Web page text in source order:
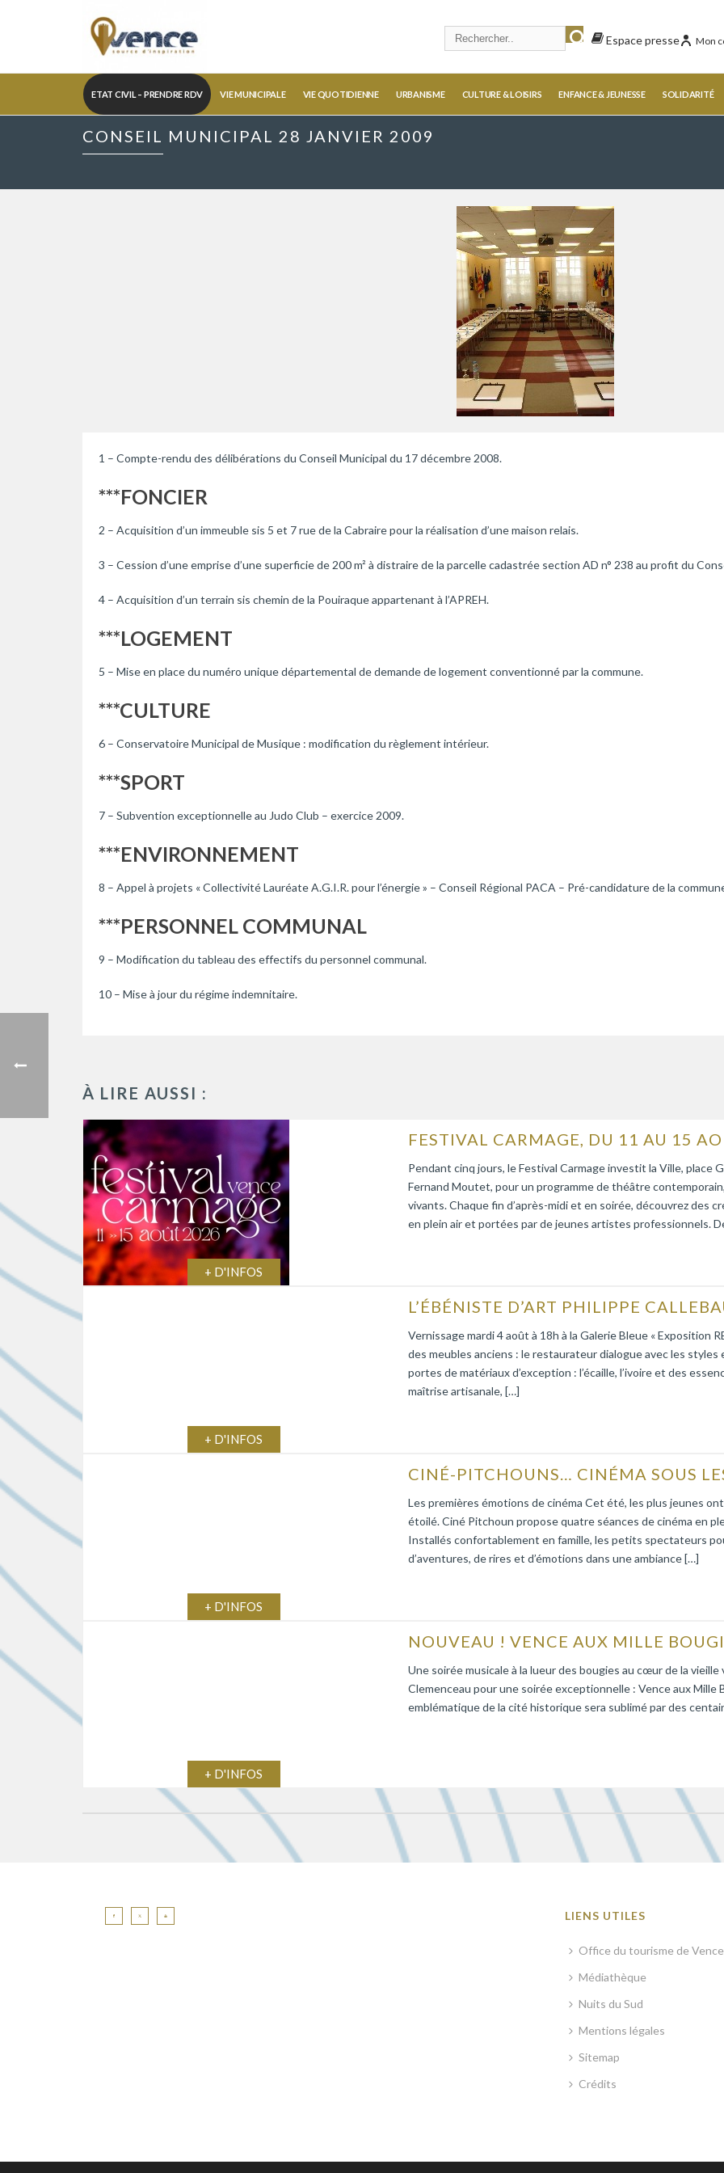
Mon
Espace presse
ETAT CIVIL – PRENDRE RDV VIE MUNICIPALE VIE QUOTIDIENNE URBANISME CULTURE & LOISIRS ENFANCE & JEUNESSE SOLIDARITÉ
CONSEIL MUNICIPAL 28 JANVIER 2009
1 – Compte-rendu des délibérations du Conseil Municipal du 17 décembre 2008.
***FONCIER
2 – Acquisition d’un immeuble sis 5 et 7 rue de la Cabraire pour la réalisation d’une maison relais.
3 – Cession d’une emprise d’une superficie de 200 m² à distraire de la parcelle cadastrée section AD n° 238 au profit du
4 – Acquisition d’un terrain sis chemin de la Pouiraque appartenant à l’APREH.
***LOGEMENT
5 – Mise en place du numéro unique départemental de demande de logement conventionné par la commune.
***CULTURE
6 – Conservatoire Municipal de Musique : modification du règlement intérieur.
***SPORT
7 – Subvention exceptionnelle au Judo Club – exercice 2009.
***ENVIRONNEMENT
8 – Appel à projets « Collectivité Lauréate A.G.I.R. pour l’énergie » – Conseil Régional PACA – Pré-candidature de la
***PERSONNEL COMMUNAL
9 – Modification du tableau des effectifs du personnel communal.
10 – Mise à jour du régime indemnitaire.
À LIRE AUSSI :
+ D'INFOS
FESTIVAL CARMAGE, DU 11 AU 15
Pendant cinq jours, le Festival Carmage investit la Ville, place
Fernand Moutet, pour un programme de théâtre
vivants. Chaque fin d’après-midi et en soirée, découvrez des
en plein air et portées par de jeunes artistes professionnels.
+ D'INFOS
Vernissage mardi 4 août à 18h à la Galerie Bleue « Exposition
des meubles anciens : le restaurateur dialogue avec les
portes de matériaux d’exception : l’écaille, l’ivoire et des
maîtrise artisanale, […]
+ D'INFOS
Les premières émotions de cinéma Cet été, les plus jeunes
étoilé. Ciné Pitchoun propose quatre séances de cinéma en
Installés confortablement en famille, les petits spectateurs
d’aventures, de rires et d’émotions dans une ambiance […]
+ D'INFOS
Une soirée musicale à la lueur des bougies au cœur de la
Clemenceau pour une soirée exceptionnelle : Vence aux Mille
emblématique de la cité historique sera sublimé par des
LIENS UTILES
Office du tourisme de Vence
Médiathèque
Nuits du Sud
Mentions légales
Sitemap
Crédits